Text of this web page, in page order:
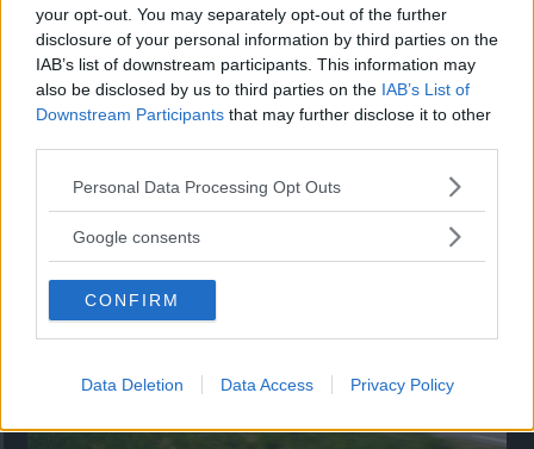
your opt-out. You may separately opt-out of the further
disclosure of your personal information by third parties on the
IAB’s list of downstream participants. This information may
also be disclosed by us to third parties on the IAB’s List of
Downstream Participants that may further disclose it to other
Please note that this website/app uses one or more Google
not limited to your visit or usage behaviour. You may click to
use your data for below specified purposes in below Google
consent section.
Personal Data Processing Opt Outs
Google consents
CONFIRM
Data Deletion Data Access Privacy Policy
”God chans att bli ny favorit”
nu på av eldrivna Toyota bZ4X Touring. Vi provkör.